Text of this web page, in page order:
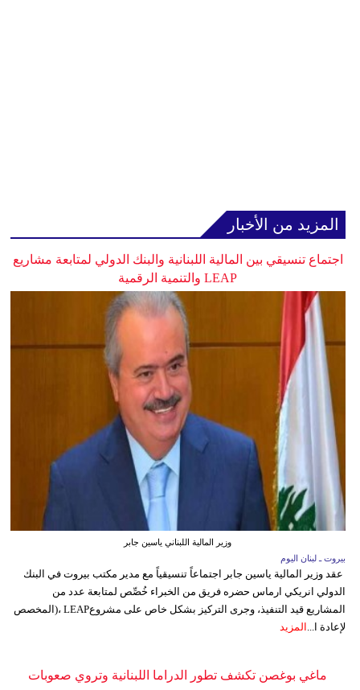
المزيد من الأخبار
اجتماع تنسيقي بين المالية اللبنانية والبنك الدولي لمتابعة مشاريع
LEAP والتنمية الرقمية
وزير المالية اللبناني ياسين جابر
بيروت ـ لبنان اليوم
عقد وزير المالية ياسين جابر اجتماعاً تنسيقياً مع مدير مكتب بيروت في البنك
الدولي انريكي ارماس حضره فريق من الخبراء خُصِّص لمتابعة عدد من
المشاريع قيد التنفيذ، وجرى التركيز بشكل خاص على مشروعLEAP ،(المخصص
لإعادة ا...
المزيد
ماغي بوغصن تكشف تطور الدراما اللبنانية وتروي صعوبات